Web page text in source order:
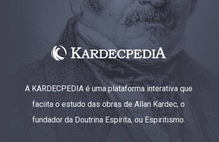
A KARDECPEDIA é uma plataforma interativa que
faciita o estudo das obras de Allan Kardec, o
fundador da Doutrina Espírita, ou Espiritismo.